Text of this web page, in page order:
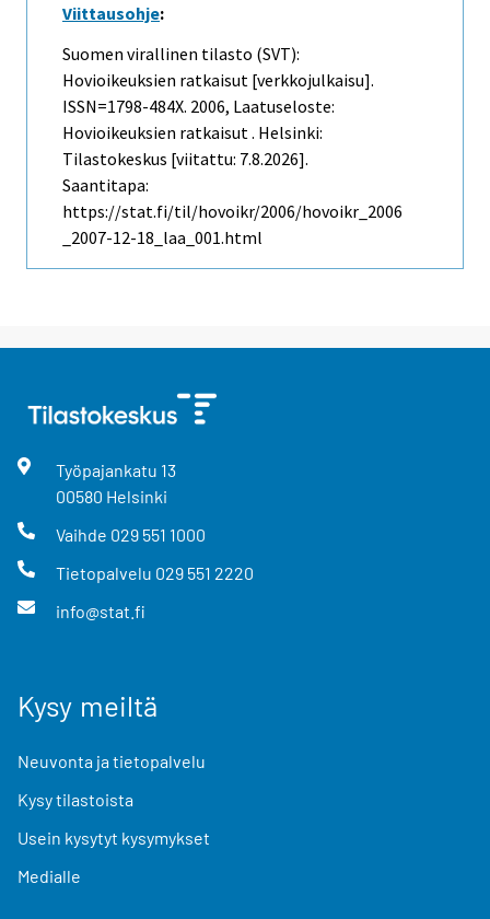
Viittausohje:
Suomen virallinen tilasto (SVT):
Hovioikeuksien ratkaisut [verkkojulkaisu].
ISSN=1798-484X. 2006, Laatuseloste:
Hovioikeuksien ratkaisut . Helsinki:
Tilastokeskus [viitattu: 7.8.2026].
Saantitapa:
https://stat.fi/til/hovoikr/2006/hovoikr_2006
_2007-12-18_laa_001.html
Työpajankatu 13
00580 Helsinki
Vaihde 029 551 1000
Tietopalvelu 029 551 2220
info@stat.fi
Kysy meiltä
Neuvonta ja tietopalvelu
Kysy tilastoista
Usein kysytyt kysymykset
Medialle